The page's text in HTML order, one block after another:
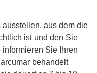
ausstellen, aus dem die
ist und den Sie
Sie Ihren
behandelt